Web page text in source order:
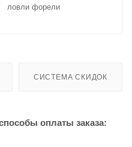
ловли форели
СИСТЕМА СКИДОК
оплаты заказа: